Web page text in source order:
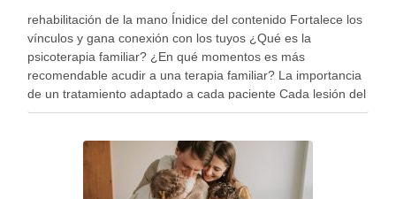
rehabilitación de la mano Ínidice del contenido Fortalece los
vínculos y gana conexión con los tuyos ¿Qué es la
psicoterapia familiar? ¿En qué momentos es más
recomendable acudir a una terapia familiar? La importancia
de un tratamiento adaptado a cada paciente Cada lesión del
miembro superior es diferente y, por …